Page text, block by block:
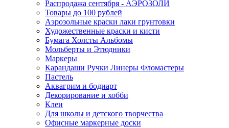
Распродажа сентября - АЭРОЗОЛИ
Товары до 100 рублей
Аэрозольные краски лаки грунтовки
Художественные краски и кисти
Бумага Холсты Альбомы
Мольберты и Этюдники
Маркеры
Карандаши Ручки Линеры Фломастеры
Пастель
Аквагрим и бодиарт
Декорирование и хобби
Клеи
Для школы и детского творчества
Офисные маркерные доски